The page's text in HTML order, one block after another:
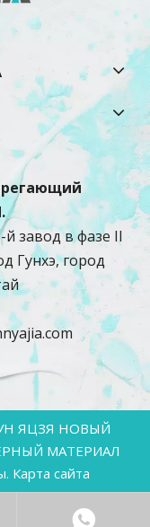
завод в фазе II
Гунхэ, город
ЯЦЗЯ НОВЫЙ
МАТЕРИАЛ
Карта сайта